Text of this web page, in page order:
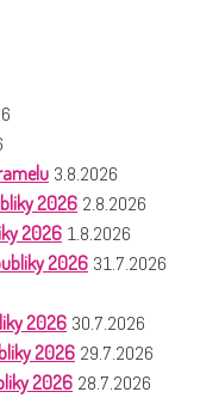
3.8.2026
2026 2.8.2026
2026 1.8.2026
2026 31.7.2026
2026 30.7.2026
2026 29.7.2026
2026 28.7.2026